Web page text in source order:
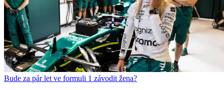
Bude za pár let ve formuli 1 závodit žena?